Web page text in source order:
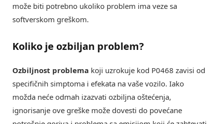
može biti potrebno ukoliko problem ima veze sa
softverskom greškom.
Koliko je ozbiljan problem?
Ozbiljnost problema koji uzrokuje kod P0468 zavisi od
specifičnih simptoma i efekata na vaše vozilo. Iako
možda neće odmah izazvati ozbiljna oštećenja,
ignorisanje ove greške može dovesti do povećane